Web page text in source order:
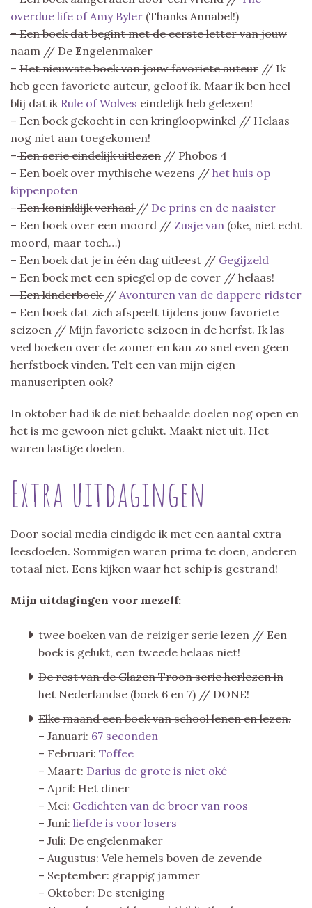
overdue life of Amy Byler (Thanks Annabel!)
– Een boek dat begint met de eerste letter van jouw
naam // De Engelenmaker
– Het nieuwste boek van jouw favoriete auteur // Ik
heb geen favoriete auteur, geloof ik. Maar ik ben heel
blij dat ik Rule of Wolves eindelijk heb gelezen!
– Een boek gekocht in een kringloopwinkel // Helaas
nog niet aan toegekomen!
–Een serie eindelijk uitlezen // Phobos 4
–Een boek over mythische wezens // het huis op
kippenpoten
–Een koninklijk verhaal// De prins en de naaister
–Een boek over een moord // Zusje van (oke, niet echt
moord, maar toch…)
– Een boek dat je in één dag uitleest// Gegijzeld
– Een boek met een spiegel op de cover // helaas!
– Een kinderboek// Avonturen van de dappere ridster
– Een boek dat zich afspeelt tijdens jouw favoriete
seizoen // Mijn favoriete seizoen in de herfst. Ik las
veel boeken over de zomer en kan zo snel even geen
herfstboek vinden. Telt een van mijn eigen
manuscripten ook?
In oktober had ik de niet behaalde doelen nog open en
het is me gewoon niet gelukt. Maakt niet uit. Het
waren lastige doelen.
Extra uitdagingen
Door social media eindigde ik met een aantal extra
leesdoelen. Sommigen waren prima te doen, anderen
totaal niet. Eens kijken waar het schip is gestrand!
Mijn uitdagingen voor mezelf:
twee boeken van de reiziger serie lezen // Een
boek is gelukt, een tweede helaas niet!
De rest van de Glazen Troon serie herlezen in
het Nederlandse (boek 6 en 7)// DONE!
Elke maand een boek van school lenen en lezen.
– Januari: 67 seconden
– Februari: Toffee
– Maart: Darius de grote is niet oké
– April: Het diner
– Mei: Gedichten van de broer van roos
– Juni: liefde is voor losers
– Juli: De engelenmaker
– Augustus: Vele hemels boven de zevende
– September: grappig jammer
– Oktober: De steniging